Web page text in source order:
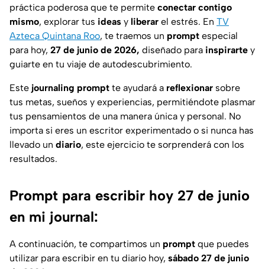
práctica poderosa que te permite conectar contigo
mismo, explorar tus ideas y liberar el estrés. En TV
Azteca Quintana Roo, te traemos un prompt especial
para hoy, 27 de junio de 2026, diseñado para inspirarte y
guiarte en tu viaje de autodescubrimiento.
Este journaling prompt te ayudará a reflexionar sobre
tus metas, sueños y experiencias, permitiéndote plasmar
tus pensamientos de una manera única y personal. No
importa si eres un escritor experimentado o si nunca has
llevado un diario, este ejercicio te sorprenderá con los
resultados.
Prompt para escribir hoy 27 de junio
en mi journal:
A continuación, te compartimos un prompt que puedes
utilizar para escribir en tu diario hoy, sábado 27 de junio